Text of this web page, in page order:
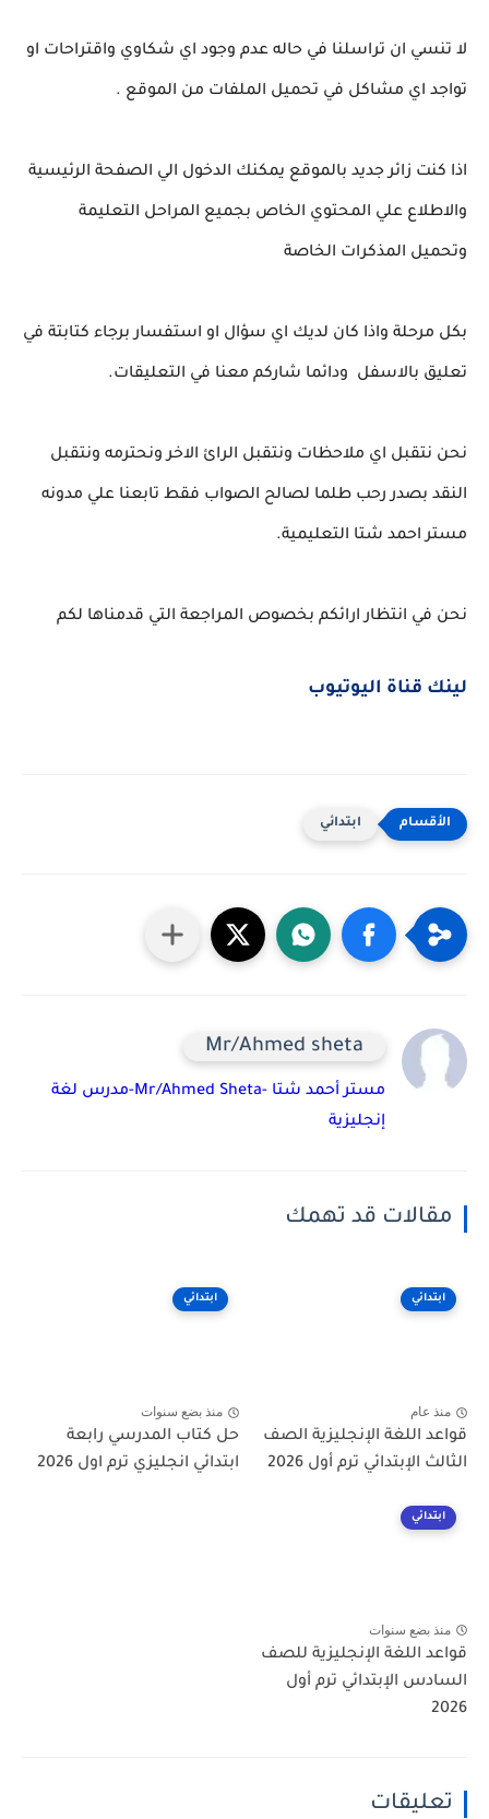
لا تنسي ان تراسلنا في حاله عدم وجود اي شكاوي واقتراحات او
تواجد اي مشاكل في تحميل الملفات من الموقع .
اذا كنت زائر جديد بالموقع يمكنك الدخول الي الصفحة الرئيسية
والاطلاع علي المحتوي الخاص بجميع المراحل التعليمة
وتحميل المذكرات الخاصة
بكل مرحلة واذا كان لديك اي سؤال او استفسار برجاء كتابتة في
تعليق بالاسفل ودائما شاركم معنا في التعليقات.
نحن نتقبل اي ملاحظات ونتقبل الرائ الاخر ونحترمه ونتقبل
النقد بصدر رحب طلما لصالح الصواب فقط تابعنا علي مدونه
مستر احمد شتا التعليمية.
نحن في انتظار ارائكم بخصوص المراجعة التي قدمناها لكم
لينك قناة اليوتيوب
ابتدائي
Mr/Ahmed sheta
مستر أحمد شتا -Mr/Ahmed Sheta-مدرس لغة
إنجليزية
مقالات قد تهمك
ابتدائي
منذ عام
قواعد اللغة الإنجليزية الصف
الثالث الإبتدائي ترم أول 2026
ابتدائي
منذ بضع سنوات
حل كتاب المدرسي رابعة
ابتدائي انجليزي ترم اول 2026
ابتدائي
منذ بضع سنوات
قواعد اللغة الإنجليزية للصف
السادس الإبتدائي ترم أول
2026
تعليقات